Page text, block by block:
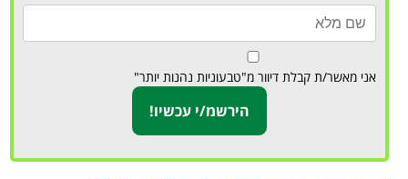
אני מאשר/ת קבלת דיוור מ"טבעוניות נהנות יותר"